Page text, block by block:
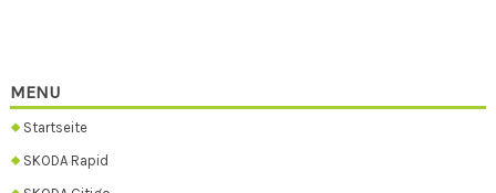
MENU
Startseite
SKODA Rapid